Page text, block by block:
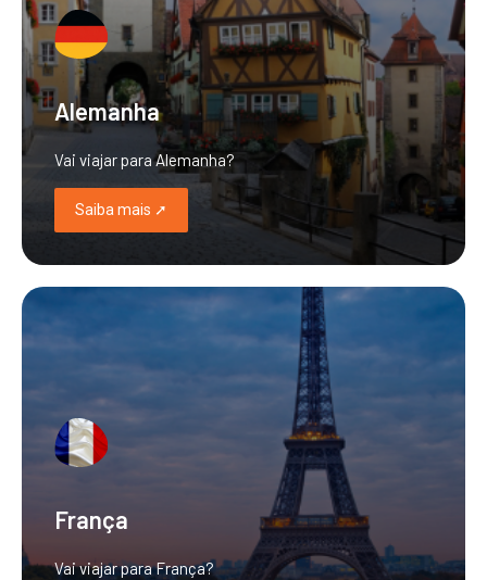
Alemanha
Vai viajar para Alemanha?
Saiba mais ➚
França
Vai viajar para França?